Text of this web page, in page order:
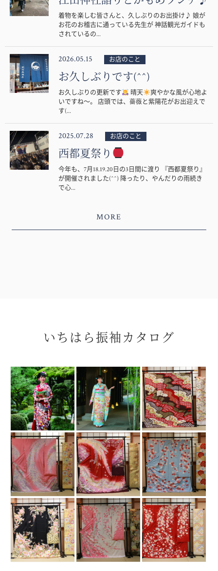
着物を楽しむ皆さんと、久しぶりのお出掛け♪ 娘が
お花のお稽古に通っている先生が 神話観光ガイドも
されているの...
2026.05.15 お店のこと
お久しぶりです(^^)
お久しぶりの更新です 晴天
爽やかな風が心地よ
いですね〜。 店頭では、薔薇と紫陽花がお出迎えで
す(...
2025.07.28 お店のこと
西都夏祭り
今年も、7月18.19.20日の3日間に渡り 『西都夏祭り』
が開催されました(^^) 降ったり、やんだりの雨続き
で心...
MORE
いちはら振袖カタログ